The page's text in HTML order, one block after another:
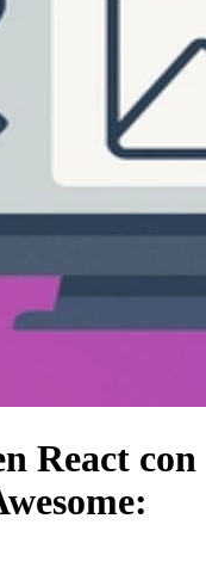
React con